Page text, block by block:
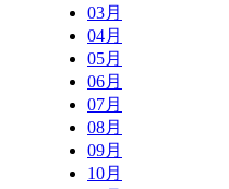
03月
04月
05月
06月
07月
08月
09月
10月